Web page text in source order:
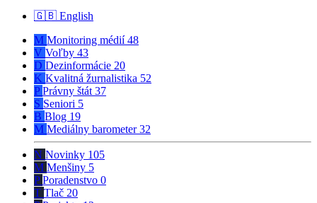
🇬🇧 English
M Monitoring médií48
V Voľby 43
D Dezinformácie 20
K Kvalitná žurnalistika 52
P Právny štát 37
S Seniori 5
B Blog 19
M Mediálny barometer32
N Novinky 105
M Menšiny 5
PPoradenstvo 0
T Tlač 20